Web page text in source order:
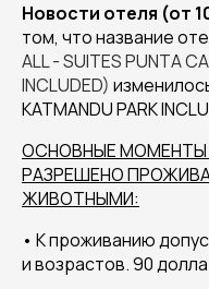
Новости отеля (от
том, что название
ALL - SUITES PUNTA
INCLUDED)
KATMANDU PARK
ОСНОВНЫЕ МОМЕНТЫ
РАЗРЕШЕНО
ЖИВОТНЫМИ:
• К проживанию
и возрастов. 90